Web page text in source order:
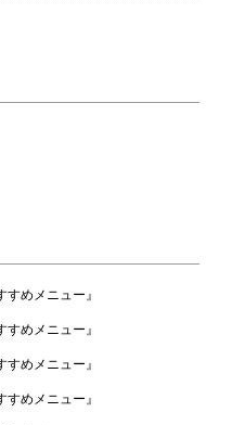
めメニュー』
めメニュー』
めメニュー』
めメニュー』